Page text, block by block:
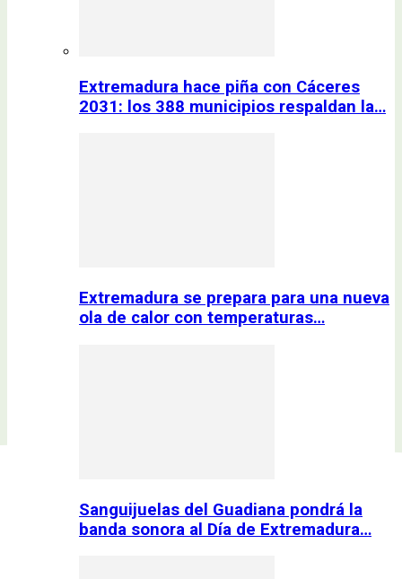
Extremadura hace piña con Cáceres
2031: los 388 municipios respaldan la…
Extremadura se prepara para una nueva
ola de calor con temperaturas…
Sanguijuelas del Guadiana pondrá la
banda sonora al Día de Extremadura…